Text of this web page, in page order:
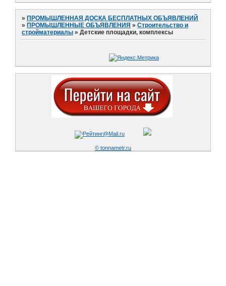
»ПРОМЫШЛЕННАЯ ДОСКА БЕСПЛАТНЫХ ОБЪЯВЛЕНИЙ
»ПРОМЫШЛЕННЫЕ ОБЪЯВЛЕНИЯ »Строительство и
стройматериалы »Детские площадки, комплексы
© tonnametr.ru